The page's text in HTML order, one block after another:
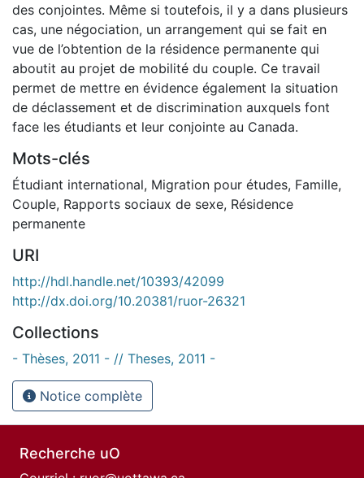
des conjointes. Même si toutefois, il y a dans plusieurs
cas, une négociation, un arrangement qui se fait en
vue de l’obtention de la résidence permanente qui
aboutit au projet de mobilité du couple. Ce travail
permet de mettre en évidence également la situation
de déclassement et de discrimination auxquels font
face les étudiants et leur conjointe au Canada.
Mots-clés
Étudiant international, Migration pour études, Famille,
Couple, Rapports sociaux de sexe, Résidence
permanente
URI
http://hdl.handle.net/10393/42099
http://dx.doi.org/10.20381/ruor-26321
Collections
- Thèses, 2011 - // Theses, 2011 -
Notice complète
Recherche uO